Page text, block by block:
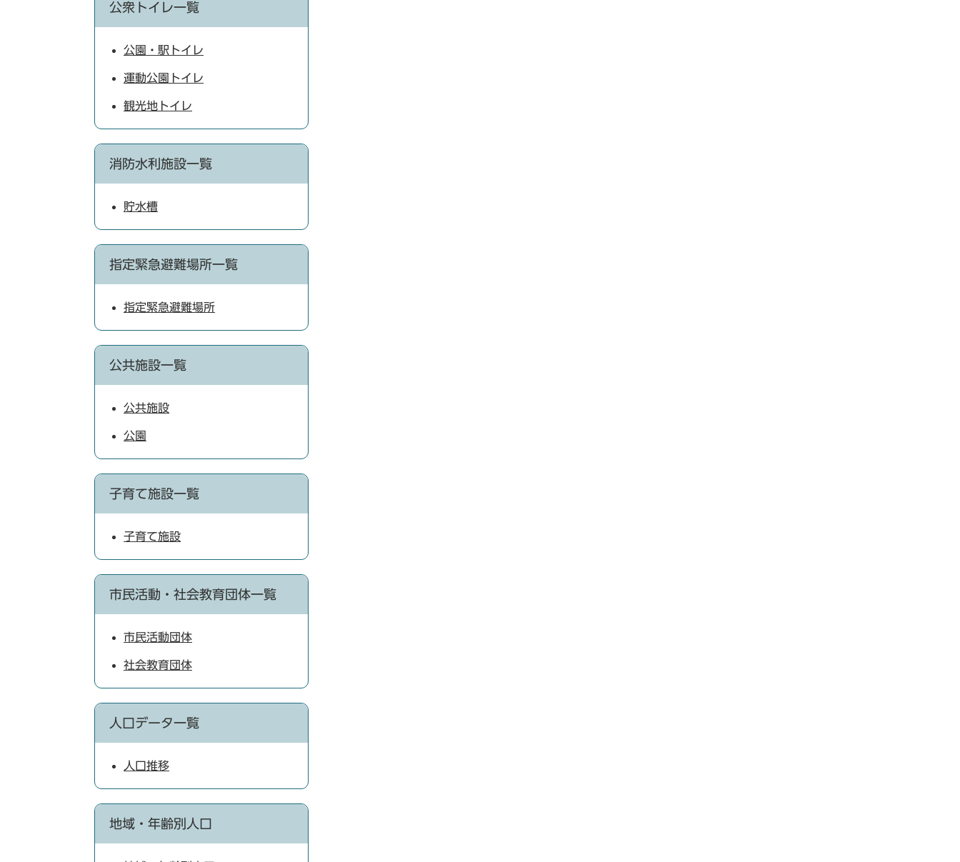
公衆トイレ一覧
公園・駅トイレ
運動公園トイレ
観光地トイレ
消防水利施設一覧
貯水槽
指定緊急避難場所一覧
指定緊急避難場所
公共施設一覧
公共施設
公園
子育て施設一覧
子育て施設
市民活動・社会教育団体一覧
市民活動団体
社会教育団体
人口データ一覧
人口推移
地域・年齢別人口